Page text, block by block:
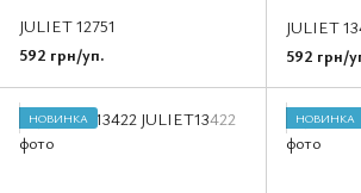
JULIET 12751
592 грн/уп.
JULIET
592 грн/
НОВИНКА НОВИНКА